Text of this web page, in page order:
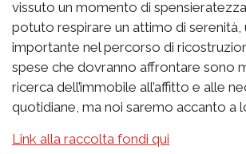
vissuto un momento di
potuto respirare un attimo di serenità,
importante nel percorso di
spese che dovranno affrontare sono
ricerca dell’immobile all’affitto e alle
quotidiane, ma noi saremo accanto a
Link alla raccolta fondi qui